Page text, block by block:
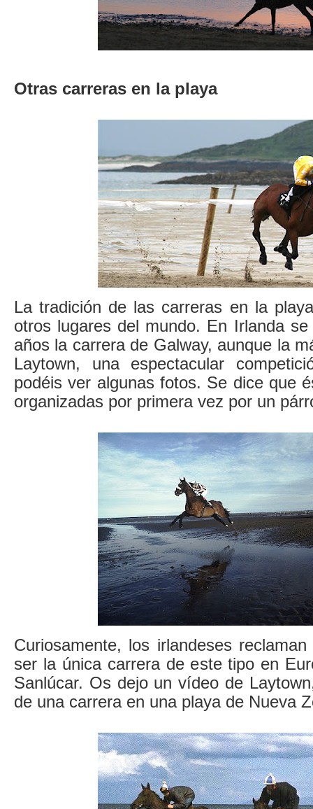
Otras carreras en la playa
La tradición de las carreras en la
otros lugares del mundo. En Irlanda
años la carrera de Galway, aunque la
Laytown, una espectacular
podéis ver algunas fotos. Se dice que
organizadas por primera vez por un
Curiosamente, los irlandeses
ser la única carrera de este tipo en
Sanlúcar. Os dejo un vídeo de
de una carrera en una playa de Nueva